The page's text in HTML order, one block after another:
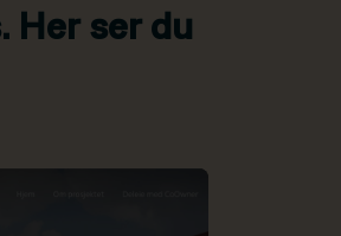
Her ser du